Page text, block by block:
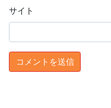
サイト